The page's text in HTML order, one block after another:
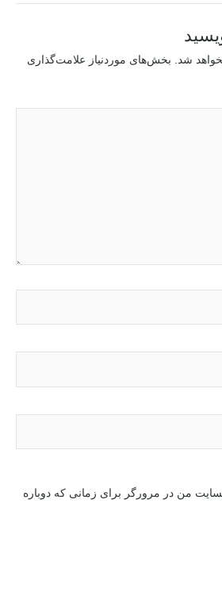
شد. بخش‌های موردنیاز علامت‌گذاری
من در مرورگر برای زمانی که دوباره